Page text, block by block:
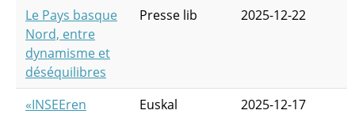
Le Pays basque
Nord, entre
dynamisme et
déséquilibres
Presse lib 2025-12-22
«INSEEren
Euskal
2025-12-17